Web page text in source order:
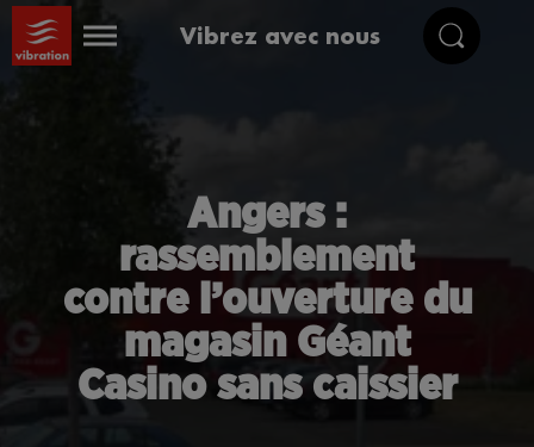
Vibrez avec nous
Angers :
rassemblement
contre l’ouverture du
magasin Géant
Casino sans caissier